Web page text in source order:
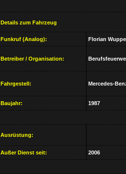
Details zum Fahrzeug
Funkruf (Analog): Florian
Betreiber / Organisation:
Fahrgestell: Mercedes-
Baujahr: 1987
Ausrüstung:
Außer Dienst seit: 2006